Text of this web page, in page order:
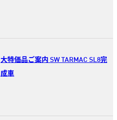
大特価品ご案内 SW TARMAC SL8完
成車